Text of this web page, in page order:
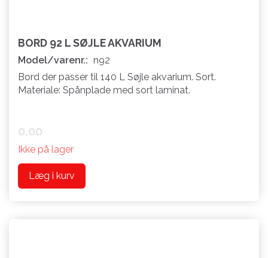
BORD 92 L SØJLE AKVARIUM
Model/varenr.: n92
Bord der passer til 140 L Søjle akvarium. Sort.
Materiale: Spånplade med sort laminat.
0,00
Ikke på lager
Læg i kurv